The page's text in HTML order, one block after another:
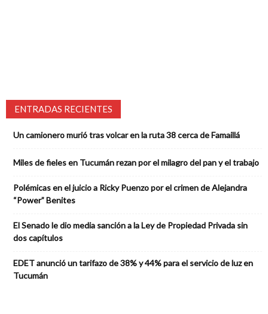
ENTRADAS RECIENTES
Un camionero murió tras volcar en la ruta 38 cerca de Famaillá
Miles de fieles en Tucumán rezan por el milagro del pan y el trabajo
Polémicas en el juicio a Ricky Puenzo por el crimen de Alejandra
“Power” Benites
El Senado le dio media sanción a la Ley de Propiedad Privada sin
dos capítulos
EDET anunció un tarifazo de 38% y 44% para el servicio de luz en
Tucumán